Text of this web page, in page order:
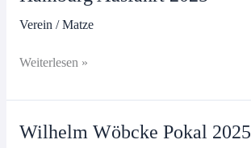
Verein /Matze
Hamburg
2025
Weiterlesen »
Wilhelm Wöbcke Pokal 2025